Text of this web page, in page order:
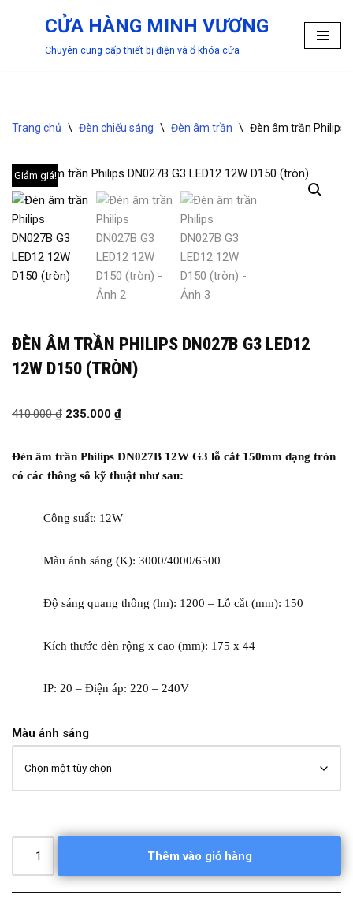
CỬA HÀNG MINH VƯƠNG
Chuyên cung cấp thiết bị điện và ổ khóa cửa
Trang chủ \ Đèn chiếu sáng \ Đèn âm trần \ Đèn âm trần Philips
Giảm giá!
ĐÈN ÂM TRẦN PHILIPS DN027B G3 LED12
12W D150 (TRÒN)
410.000₫ 235.000 ₫
Đèn âm trần Philips DN027B 12W G3 lỗ cắt 150mm dạng tròn
có các thông số kỹ thuật như sau:
Công suất: 12W
Màu ánh sáng (K): 3000/4000/6500
Độ sáng quang thông (lm): 1200 – Lỗ cắt (mm): 150
Kích thước đèn rộng x cao (mm): 175 x 44
IP: 20 – Điện áp: 220 – 240V
Màu ánh sáng
Thêm vào giỏ hàng